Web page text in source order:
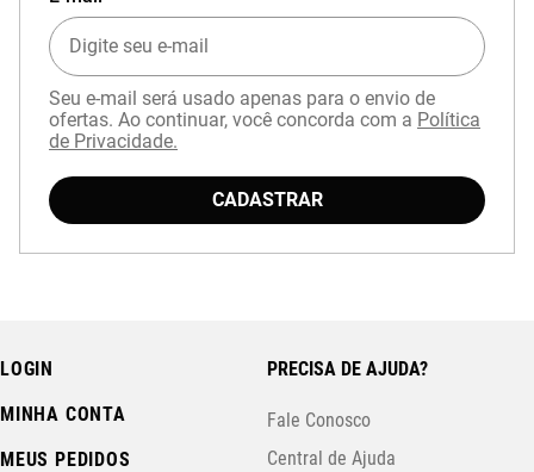
Baixe o aplicativo Mizuno e garanta15% OFF
com cupomAPP15.
Seu e-mail será usado apenas para o envio de
ofertas. Ao continuar, você concorda com a Política
de Privacidade.
CADASTRAR
LOGIN
MINHA CONTA
MEUS PEDIDOS
PRECISA DE AJUDA?
Fale Conosco
Central de Ajuda